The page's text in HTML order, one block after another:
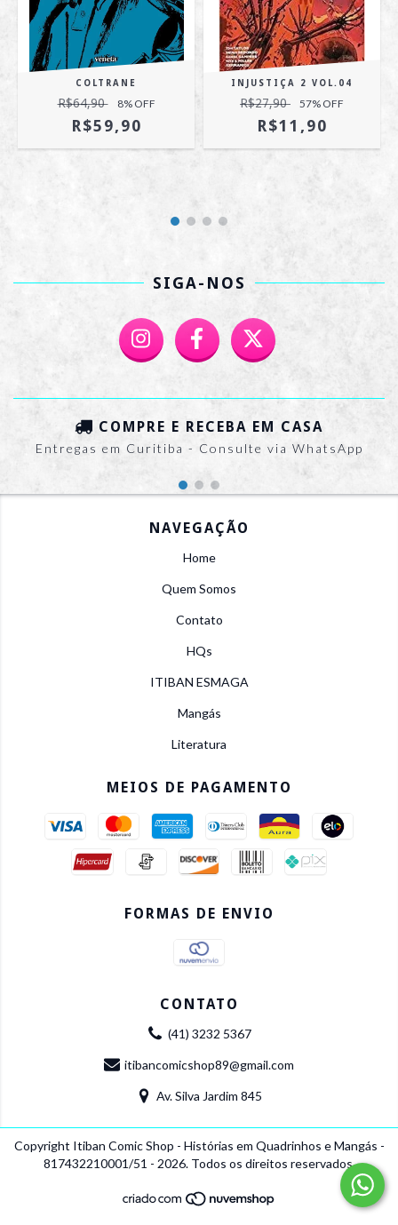
COLTRANE
R$64,90 8% OFF
R$59,90
INJUSTIÇA 2 VOL.04
R$27,90 57% OFF
R$11,90
SIGA-NOS
COMPRE E RECEBA EM CASA
Entregas em Curitiba - Consulte via WhatsApp
NAVEGAÇÃO
Home
Quem Somos
Contato
HQs
ITIBAN ESMAGA
Mangás
Literatura
MEIOS DE PAGAMENTO
FORMAS DE ENVIO
CONTATO
(41) 3232 5367
itibancomicshop89@gmail.com
Av. Silva Jardim 845
Copyright Itiban Comic Shop - Histórias em Quadrinhos e Mangás -
817432210001/51 - 2026. Todos os direitos reservados.